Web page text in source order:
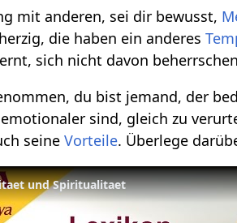
mit anderen, sei dir bewusst,
die haben ein anderes
sich nicht davon
du bist jemand, der
sind, gleich zu
seineVorteile. Überlege
und Spiritualitaet